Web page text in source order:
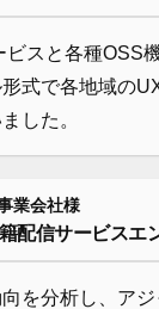
ビスと各種OSS
式で各地域の
した。
業会社様
配信サービスエ
を分析し、ア